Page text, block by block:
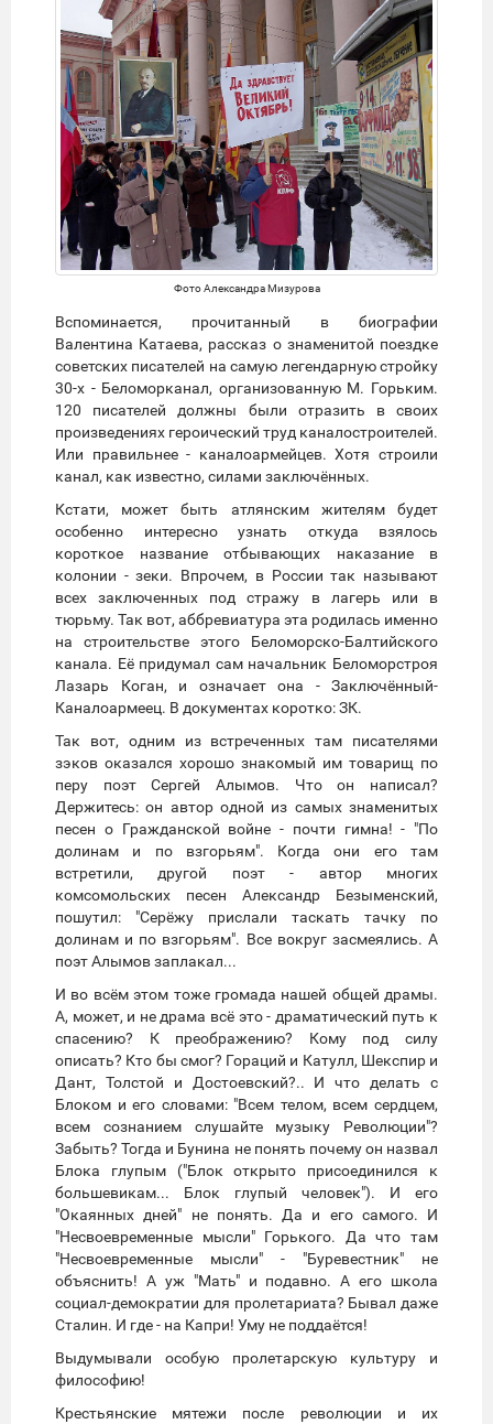
Фото Александра Мизурова
Вспоминается, прочитанный в биографии
Валентина Катаева, рассказ о знаменитой поездке
советских писателей на самую легендарную стройку
30-х - Беломорканал, организованную М. Горьким.
120 писателей должны были отразить в своих
произведениях героический труд каналостроителей.
Или правильнее - каналоармейцев. Хотя строили
канал, как известно, силами заключённых.
Кстати, может быть атлянским жителям будет
особенно интересно узнать откуда взялось
короткое название отбывающих наказание в
колонии - зеки. Впрочем, в России так называют
всех заключенных под стражу в лагерь или в
тюрьму. Так вот, аббревиатура эта родилась именно
на строительстве этого Беломорско-Балтийского
канала. Её придумал сам начальник Беломорстроя
Лазарь Коган, и означает она - Заключённый-
Каналоармеец. В документах коротко: ЗК.
Так вот, одним из встреченных там писателями
зэков оказался хорошо знакомый им товарищ по
перу поэт Сергей Алымов. Что он написал?
Держитесь: он автор одной из самых знаменитых
песен о Гражданской войне - почти гимна! - "По
долинам и по взгорьям". Когда они его там
встретили, другой поэт - автор многих
комсомольских песен Александр Безыменский,
пошутил: "Серёжу прислали таскать тачку по
долинам и по взгорьям". Все вокруг засмеялись. А
поэт Алымов заплакал...
И во всём этом тоже громада нашей общей драмы.
А, может, и не драма всё это - драматический путь к
спасению? К преображению? Кому под силу
описать? Кто бы смог? Гораций и Катулл, Шекспир и
Дант, Толстой и Достоевский?.. И что делать с
Блоком и его словами: "Всем телом, всем сердцем,
всем сознанием слушайте музыку Революции"?
Забыть? Тогда и Бунина не понять почему он назвал
Блока глупым ("Блок открыто присоединился к
большевикам... Блок глупый человек"). И его
"Окаянных дней" не понять. Да и его самого. И
"Несвоевременные мысли" Горького. Да что там
"Несвоевременные мысли" - "Буревестник" не
объяснить! А уж "Мать" и подавно. А его школа
социал-демократии для пролетариата? Бывал даже
Сталин. И где - на Капри! Уму не поддаётся!
Выдумывали особую пролетарскую культуру и
философию!
Крестьянские мятежи после революции и их